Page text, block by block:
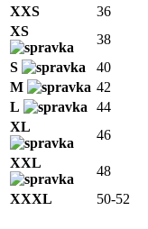
XXS 36
XS
38
S
40
M
42
L
44
XL
46
XXL
48
XXXL
50-52